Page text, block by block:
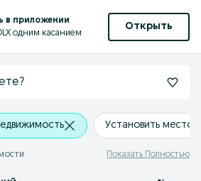
в приложении
одним касанием
Открыть
Установить
Показать Полностью